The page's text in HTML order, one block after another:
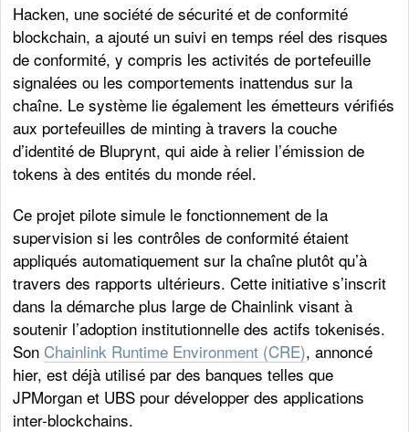
Hacken, une société de sécurité et de conformité
blockchain, a ajouté un suivi en temps réel des risques
de conformité, y compris les activités de portefeuille
signalées ou les comportements inattendus sur la
chaîne. Le système lie également les émetteurs vérifiés
aux portefeuilles de minting à travers la couche
d’identité de Bluprynt, qui aide à relier l’émission de
tokens à des entités du monde réel.
Ce projet pilote simule le fonctionnement de la
supervision si les contrôles de conformité étaient
appliqués automatiquement sur la chaîne plutôt qu’à
travers des rapports ultérieurs. Cette initiative s’inscrit
dans la démarche plus large de Chainlink visant à
soutenir l’adoption institutionnelle des actifs tokenisés.
Son Chainlink Runtime Environment (CRE), annoncé
hier, est déjà utilisé par des banques telles que
JPMorgan et UBS pour développer des applications
inter-blockchains.